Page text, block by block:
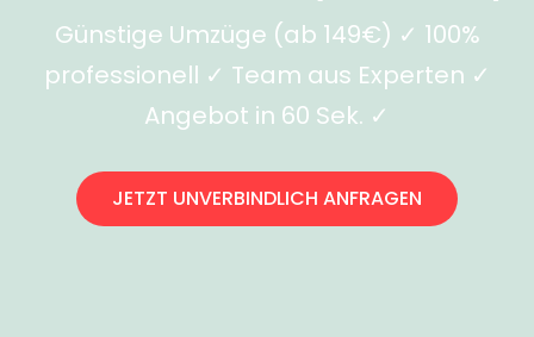
Günstige Umzüge (ab 149€) ✓ 100%
professionell ✓ Team aus Experten ✓
Angebot in 60 Sek. ✓
JETZT UNVERBINDLICH ANFRAGEN